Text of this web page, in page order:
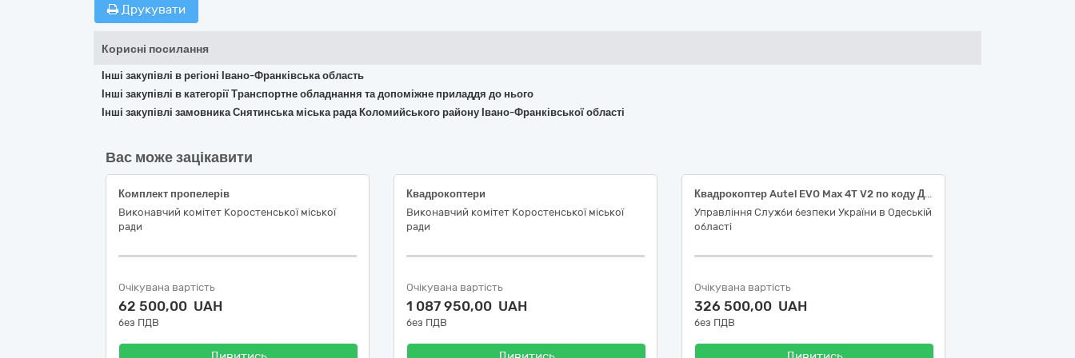
Друкувати
Корисні посилання
Інші закупівлі в регіоні Івано-Франківська область
Інші закупівлі в категорії Транспортне обладнання та допоміжне приладдя до нього
Інші закупівлі замовника Снятинська міська рада Коломийського району Івано-Франківської області
Вас може зацікавити
Комплект пропелерів
Виконавчий комітет Коростенської міської
ради
Очікувана вартість
62 500,00 UAH
без ПДВ
Квадрокоптери
Виконавчий комітет Коростенської міської
ради
Очікувана вартість
1 087 950,00 UAH
без ПДВ
Квадрокоптер Autel EVO Max 4T V2 по коду ДК 021:2015 34710000-7 «Вертольоти, літаки, космічні та інші літальні апарати з двигуном».
Управління Служби безпеки України в Одеській
області
Очікувана вартість
326 500,00 UAH
без ПДВ